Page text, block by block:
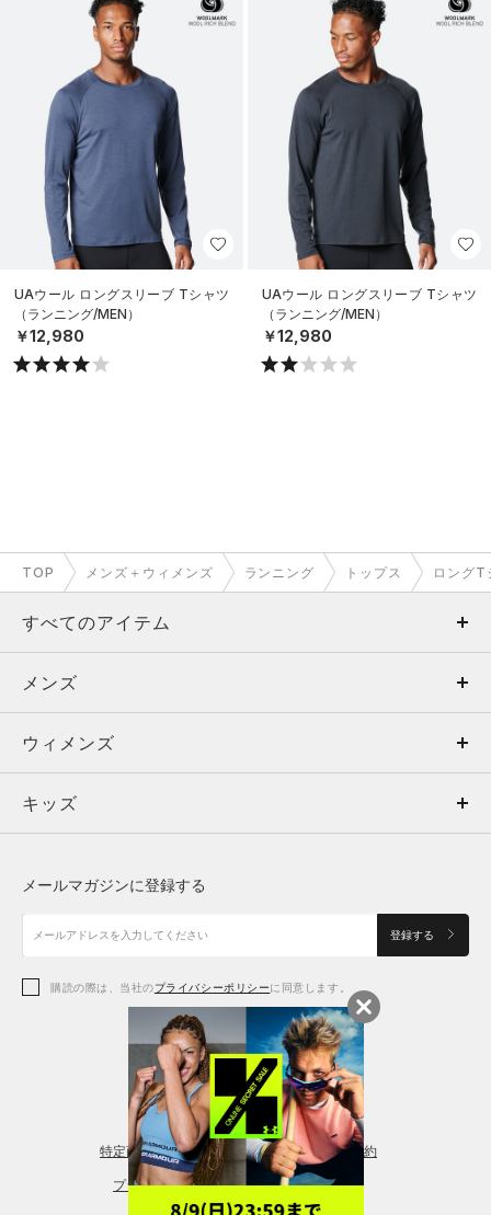
UAウール ロングスリーブ Tシャツ
（ランニング/MEN）
￥12,980
UAウール ロングスリーブ Tシャツ
（ランニング/MEN）
￥12,980
TOP メンズ＋ウィメンズ ランニング トップス ロングT
すべてのアイテム
メンズ
ウィメンズ
キッズ
アクセサリー
メンズ
トップス
ボトムス
アクセサリー
ウィメンズ
トップス
シューズ
アクセサリー
レギンス＆タイツ
キッズ
シューズ
メールマガジンに登録する
登録する
購読の際は、当社のプライバシーポリシーに同意します。
特定商取引法に基づく通販の表記 会員規約
プライバシーポリシー